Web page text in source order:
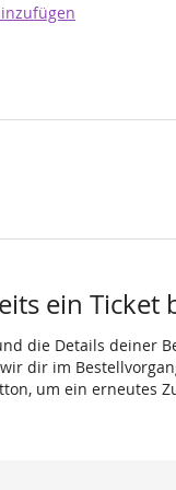
ein Ticket
die Details deiner
dir im
um ein erneutes